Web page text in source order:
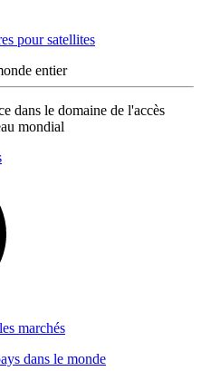
pour satellites
entier
dans le domaine de l'accès
mondial
marchés
dans le monde